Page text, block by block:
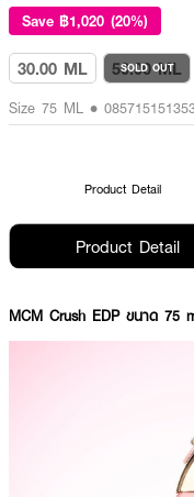
Save ฿1,020 (20%)
30.00 ML 50.00 ML
SOLD OUT
Size 75 ML •
Product Detail
Product Detail
MCM Crush EDP ขนาด 75